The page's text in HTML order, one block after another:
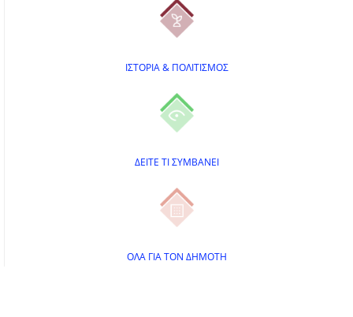
ΙΣΤΟΡΙΑ & ΠΟΛΙΤΙΣΜΟΣ
ΔΕΙΤΕ ΤΙ ΣΥΜΒΑΝΕΙ
ΟΛΑ ΓΙΑ ΤΟΝ ΔΗΜΟΤΗ